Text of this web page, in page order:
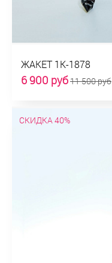
ЖАКЕТ 1К-1878
6 900 руб11 500 руб
СКИДКА 40%